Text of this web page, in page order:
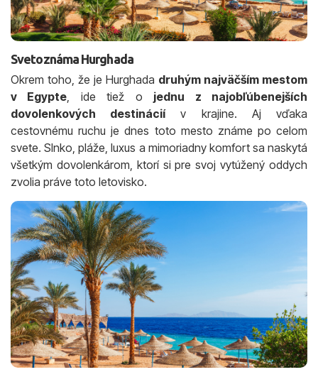
Svetoznáma Hurghada
Okrem toho, že je Hurghada druhým najväčším mestom
v Egypte, ide tiež o jednu z najobľúbenejších
dovolenkových destináciív krajine. Aj vďaka
cestovnému ruchu je dnes toto mesto známe po celom
svete. Slnko, pláže, luxus a mimoriadny komfort sa naskytá
všetkým dovolenkárom, ktorí si pre svoj vytúžený oddych
zvolia práve toto letovisko.